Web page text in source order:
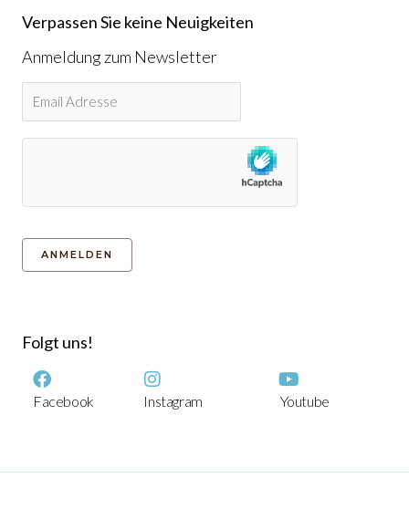
Verpassen Sie keine Neuigkeiten
Anmeldung zum Newsletter
Folgt uns!
Facebook Instagram Youtube